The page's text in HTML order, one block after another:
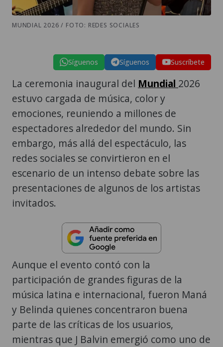
MUNDIAL 2026 / FOTO: REDES SOCIALES
Síguenos Síguenos Suscríbete
La ceremonia inaugural del Mundial 2026
estuvo cargada de música, color y
emociones, reuniendo a millones de
espectadores alrededor del mundo. Sin
embargo, más allá del espectáculo, las
redes sociales se convirtieron en el
escenario de un intenso debate sobre las
presentaciones de algunos de los artistas
invitados.
Aunque el evento contó con la
participación de grandes figuras de la
música latina e internacional, fueron Maná
y Belinda quienes concentraron buena
parte de las críticas de los usuarios,
mientras que J Balvin emergió como uno de